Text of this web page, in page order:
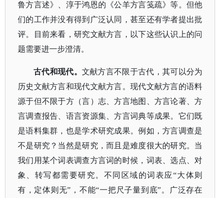
鲁方言述》、淳于鸿恩的《公羊方言笺疏》等。但他
们的工作并没有得到广泛认同，甚至还有学者提出批
评。目前来看，研究文献方言，以下这些认识上的问
题需要进一步澄清。
古代和现代。 文献方言不限于古代，其可以分为
历史文献方言和现代文献方言。现代文献方言的语料
源于但不限于方（言）志、方言地图、方言论著、方
言调查报告、语言资源集、方言词典等成果。它们既
是语料集群，也是学术研究成果。例如，方言调查是
不是研究？当然是研究，而且是难度很大的研究。当
我们用某个词表调查方言词的时候，词表、选点、对
象、转写都需要研究。不同区域的词表应“大体则
有，定体则无”，不能“一把尺子量到底”。广泛存在